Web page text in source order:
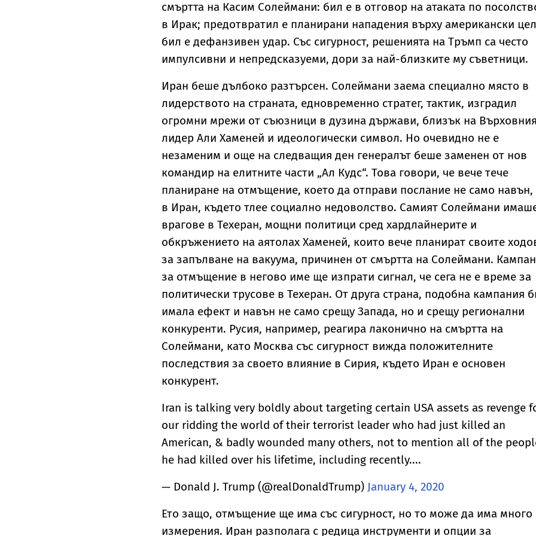
смъртта на Касим Солеймани: бил е в отговор на атаката по
в Ирак; предотвратил е планирани нападения върху американски
бил е дефанзивен удар. Със сигурност, решенията на Тръмп са често
импулсивни и непредсказуеми, дори за най-близките му съветници.
Иран беше дълбоко разтърсен. Солеймани заема специално място в
лидерството на страната, едновременно стратег, тактик, изградил
огромни мрежи от съюзници в дузина държави, близък на
лидер Али Хаменей и идеологически символ. Но очевидно не е
незаменим и още на следващия ден генералът беше заменен от нов
командир на елитните части „Ал Кудс“. Това говори, че вече тече
планиране на отмъщение, което да отправи послание не само навън,
в Иран, където тлее социално недоволство. Самият Солеймани
врагове в Техеран, мощни политици сред хардлайнерите и
обкръжението на аятолах Хаменей, които вече планират своите
за запълване на вакуума, причинен от смъртта на Солеймани.
за отмъщение в негово име ще изпрати сигнал, че сега не е време за
политически трусове в Техеран. От друга страна, подобна кампания
имала ефект и навън не само срещу Запада, но и срещу регионални
конкуренти. Русия, например, реагира лаконично на смъртта на
Солеймани, като Москва със сигурност вижда положителните
последствия за своето влияние в Сирия, където Иран е основен
конкурент.
Iran is talking very boldly about targeting certain USA assets as revenge
our ridding the world of their terrorist leader who had just killed an
American, & badly wounded many others, not to mention all of the
he had killed over his lifetime, including recently....
— Donald J. Trump (@realDonaldTrump) January 4, 2020
Ето защо, отмъщение ще има със сигурност, но то може да има много
измерения. Иран разполага с редица инструменти и опции за